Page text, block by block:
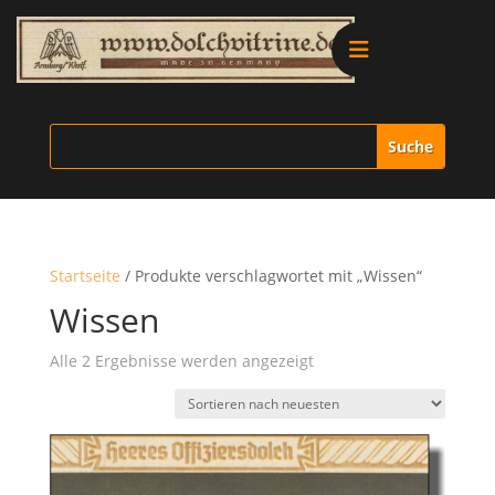
Vitrinen
Literatur
Merchandise
Aktionen
Startseite / Produkte verschlagwortet mit „Wissen“
Wissen
Alle 2 Ergebnisse werden angezeigtNach
sortiert